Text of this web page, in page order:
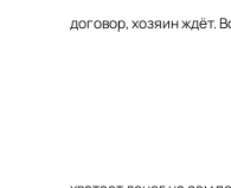
договор, хозяин ждёт.